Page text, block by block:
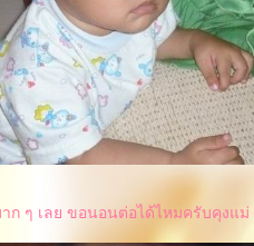
าก ๆ เลย ขอนอนต่อได้ไหมครับคุงแม่